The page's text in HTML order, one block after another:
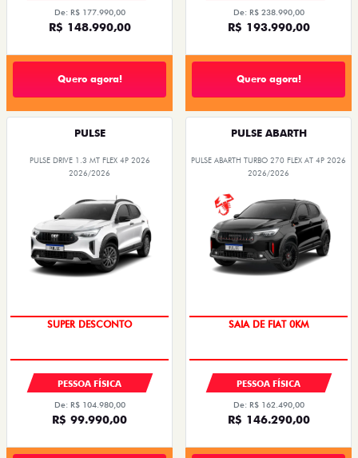
De: R$ 177.990,00
R$ 148.990,00
Quero agora!
De: R$ 238.990,00
R$ 193.990,00
Quero agora!
PULSE
PULSE DRIVE 1.3 MT FLEX 4P 2026
2026/2026
PESSOA FÍSICA
De: R$ 104.980,00
R$ 99.990,00
PULSE ABARTH
PULSE ABARTH TURBO 270 FLEX AT 4P 2026
2026/2026
PESSOA FÍSICA
De: R$ 162.490,00
R$ 146.290,00